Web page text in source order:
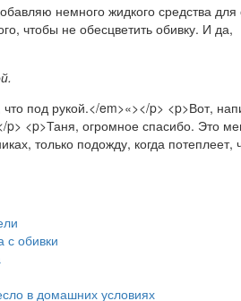
немного жидкого средства для
чтобы не обесцветить обивку. И да,
с обивки
в домашних условиях